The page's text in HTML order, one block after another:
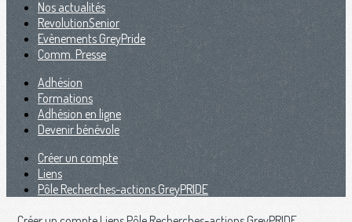
Nos actualités
RevolutionSenior
Evènements GreyPride
Comm. Presse
Adhésion
Formations
Adhésion en ligne
Devenir bénévole
Créer un compte
Liens
Pôle Recherches-actions GreyPRIDE